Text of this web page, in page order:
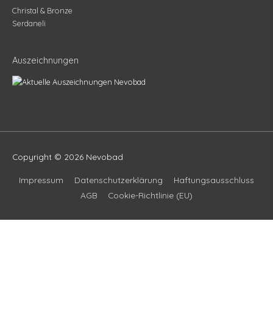
Christal & Bronze
Serdaneli
Auszeichnungen
Copyright © 2026 Nevobad
Impressum Datenschutzerklärung
Haftungsausschluss
AGB
Cookie-Richtlinie (EU)